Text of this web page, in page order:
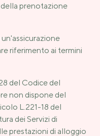
prenotazione
riferimento ai termini
del Codice del
non dispone del
L.221-18 del
dei Servizi di
prestazioni di alloggio